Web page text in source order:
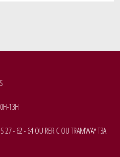
13H
27 - 62 - 64 OU RER C OU TRAMWAY T3A